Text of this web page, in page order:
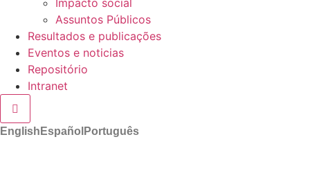
Assuntos Públicos
Resultados e publicações
Eventos e noticias
Repositório
Intranet
Hamburger Toggle Menu
English Español Português